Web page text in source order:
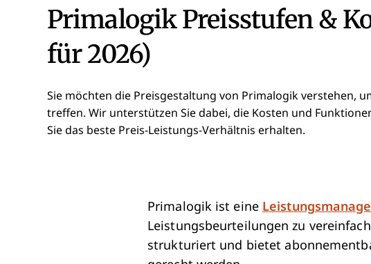
Primalogik Preisstufen &
für 2026)
Sie möchten die Preisgestaltung von Primalogik verstehen,
treffen. Wir unterstützen Sie dabei, die Kosten und
Sie das beste Preis-Leistungs-Verhältnis erhalten.
Primalogik ist eine
Leistungsbeurteilungen zu
strukturiert und bietet